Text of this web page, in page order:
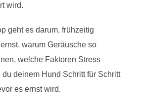
wird.
geht es darum, frühzeitig
warum Geräusche so
welche Faktoren Stress
deinem Hund Schritt für Schritt
es ernst wird.